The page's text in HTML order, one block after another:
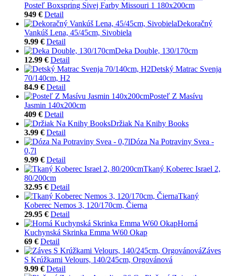
Posteľ Boxspring Sivej Farby Missouri 1 180x200cm
949 € Detail
Dekoračný
Vankúš Lena, 45/45cm, Sivobiela
9.99 € Detail
Deka Double, 130/170cm
12.99 € Detail
Detský Matrac Svenja
70/140cm, H2
84.9 € Detail
Posteľ Z Masívu
Jasmin 140x200cm
409 € Detail
Držiak Na Knihy Books
3.99 € Detail
Dóza Na Potraviny Svea -
0,7l
9.99 € Detail
Tkaný Koberec Israel 2,
80/200cm
32.95 € Detail
Tkaný
Koberec Nemos 3, 120/170cm, Čierna
29.95 € Detail
Horná
Kuchynská Skrinka Emma W60 Okap
69 € Detail
Záves
S Krúžkami Velours, 140/245cm, Orgovánová
9.99 € Detail